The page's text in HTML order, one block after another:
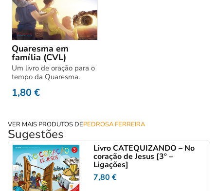
Quaresma em
família (CVL)
Um livro de oração para o
tempo da Quaresma.
1,80€
VER MAIS PRODUTOS DEPEDROSA FERREIRA
Sugestões
Livro CATEQUIZANDO – No
coração de Jesus [3º –
Ligações]
7,80€